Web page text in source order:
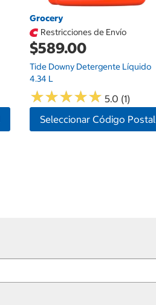
Grocery
Restricciones de Envío
$589.00
Tide Downy Detergente Líquido
4.34 L
★★★★★
★★★★★ 5.0 (1)
Seleccionar Código Postal